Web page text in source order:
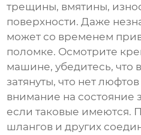
трещины, вмятины,
поверхности. Даже
может со временем
поломке. Осмотрите
машине, убедитесь, что
затянуты, что нет
внимание на состояние
если таковые имеются.
шлангов и других